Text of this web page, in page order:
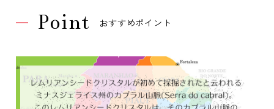
Point おすすめポイント